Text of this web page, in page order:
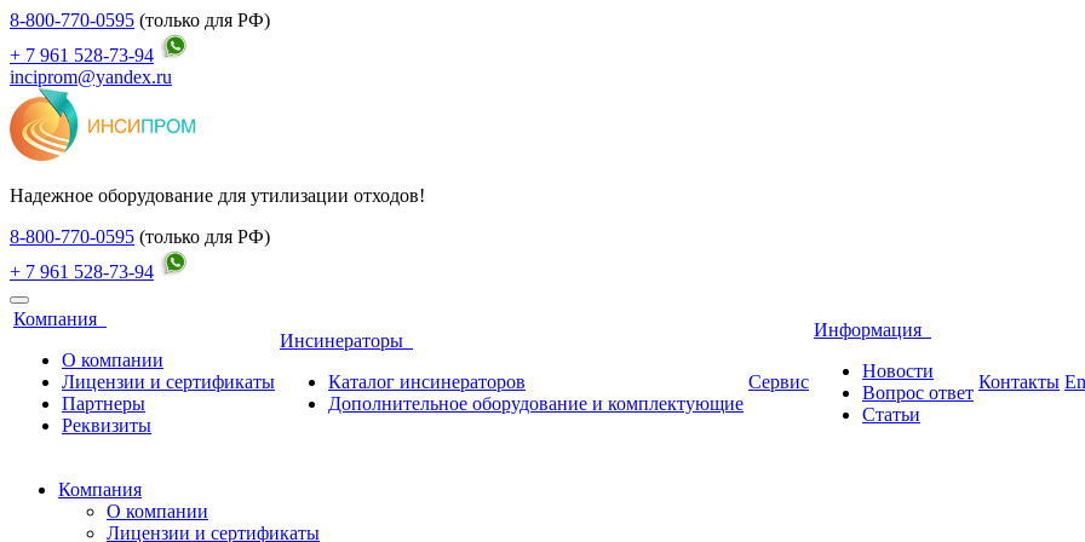
8-800-770-0595 (только для РФ)
+ 7 961 528-73-94
inciprom@yandex.ru
Надежное оборудование для утилизации отходов!
8-800-770-0595 (только для РФ)
+ 7 961 528-73-94
Компания
О компании
Лицензии и сертификаты
Партнеры
Реквизиты
Инсинераторы
Каталог инсинераторов
Дополнительное оборудование и комплектующие
Сервис
Информация
Новости
Вопрос ответ
Статьи
Контакты
Компания
О компании
Лицензии и сертификаты